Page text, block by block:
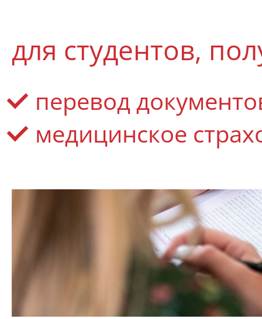
для студентов,
перевод
медицинское